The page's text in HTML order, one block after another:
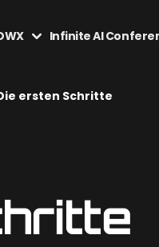
Infinite AI
ersten Schritte